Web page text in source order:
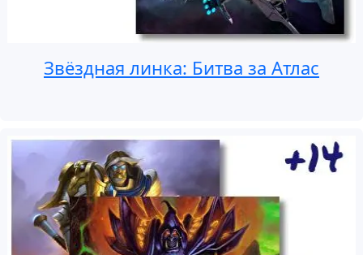
Звёздная линка: Битва за Атлас